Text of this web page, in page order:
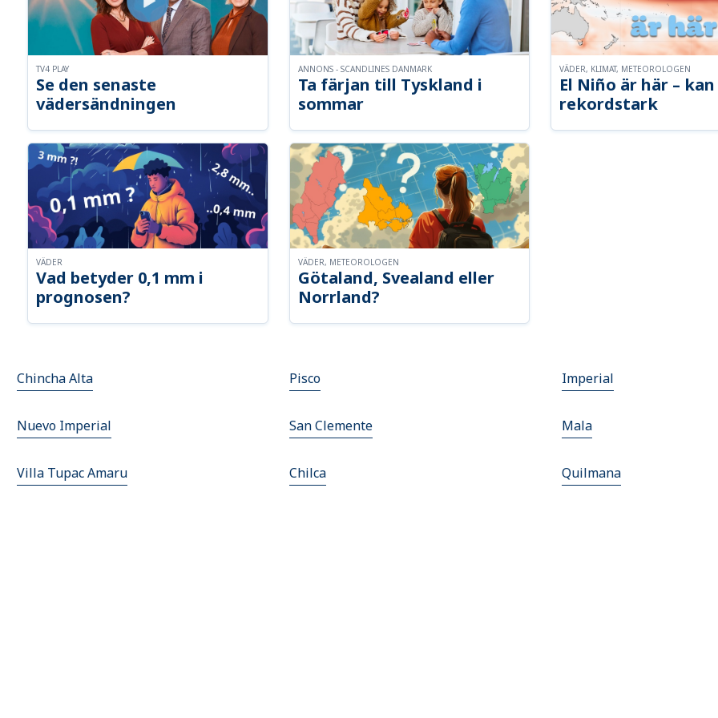
Se den senaste
vädersändningen
TV4 PLAY
Ta färjan till Tyskland i
sommar
ANNONS - SCANDLINES DANMARK
El Niño är här –
rekordstark
VÄDER, KLIMAT, METEOROLOGEN
Vad betyder 0,1 mm i
prognosen?
VÄDER
Götaland, Svealand eller
Norrland?
VÄDER, METEOROLOGEN
Chincha Alta Pisco Imperial
Nuevo Imperial San Clemente Mala
Villa Tupac Amaru Chilca Quilmana